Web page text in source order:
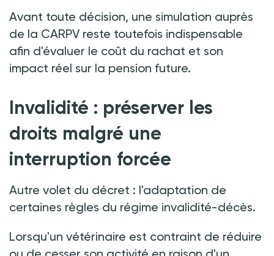
Avant toute décision, une simulation auprès
de la CARPV reste toutefois indispensable
afin d'évaluer le coût du rachat et son
impact réel sur la pension future.
Invalidité : préserver les
droits malgré une
interruption forcée
Autre volet du décret : l'adaptation de
certaines règles du régime invalidité-décès.
Lorsqu'un vétérinaire est contraint de réduire